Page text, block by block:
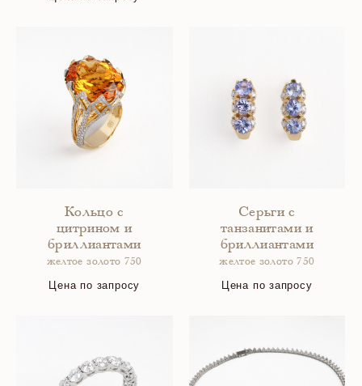
Кольцо с
цитрином и
бриллиантами
желтое золото 750
Цена по запросу
Серьги с
танзанитами и
бриллиантами
желтое золото 750
Цена по запросу